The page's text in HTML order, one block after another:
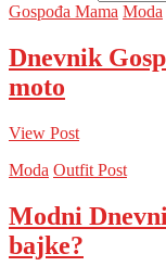
Gospođa Mama Moda
Dnevnik
moto
View Post
Moda Outfit Post
Modni
bajke?